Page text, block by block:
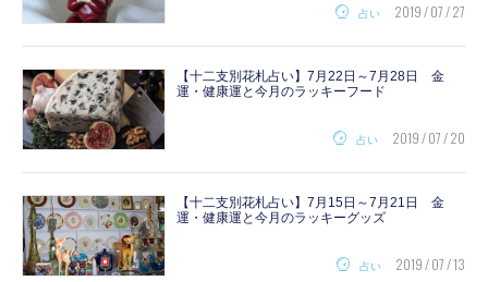
占い 2019 / 07 / 27
【十二支別花札占い】7月22日～7月28日 金
運・健康運と今月のラッキーフード
占い 2019 / 07 / 20
【十二支別花札占い】7月15日～7月21日 金
運・健康運と今月のラッキーグッズ
占い 2019 / 07 / 13